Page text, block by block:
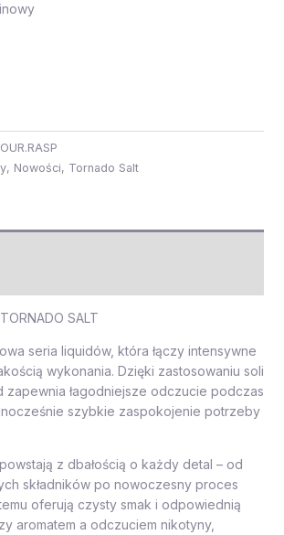
, Nowości, Tornado Salt
SALT
seria liquidów, która łączy intensywne
wykonania. Dzięki zastosowaniu soli
zapewnia łagodniejsze odczucie podczas
szybkie zaspokojenie potrzeby
z dbałością o każdy detal – od
składników po nowoczesny proces
oferują czysty smak i odpowiednią
aromatem a odczuciem nikotyny,